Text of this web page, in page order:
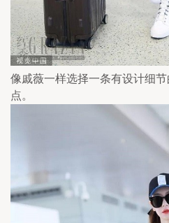
像戚薇一样选择一条有设计细
点。